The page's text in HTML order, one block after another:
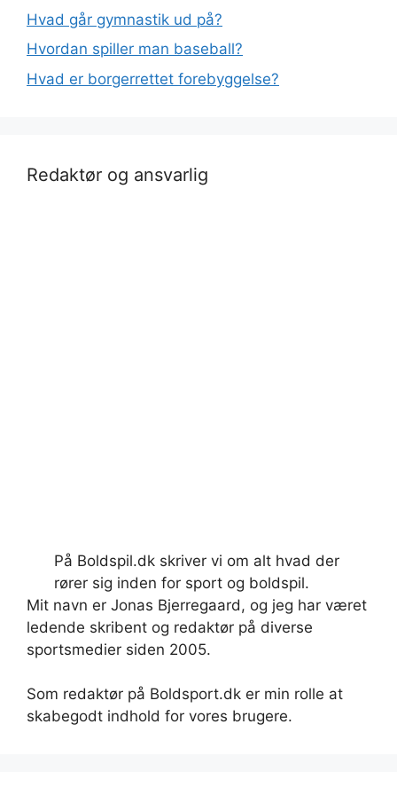
Hvad går gymnastik ud på?
Hvordan spiller man baseball?
Hvad er borgerrettet forebyggelse?
Redaktør og ansvarlig
På Boldspil.dk skriver vi om alt hvad der
rører sig inden for sport og boldspil.
Mit navn er Jonas Bjerregaard, og jeg har været
ledende skribent og redaktør på diverse
sportsmedier siden 2005.
Som redaktør på Boldsport.dk er min rolle at
skabegodt indhold for vores brugere.